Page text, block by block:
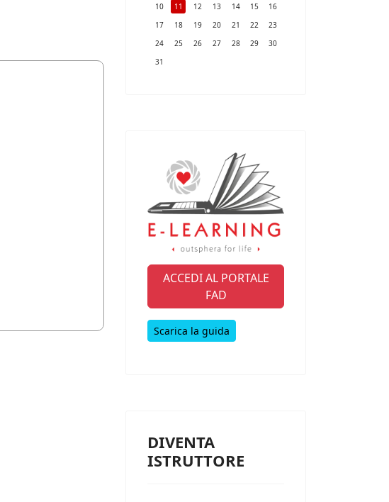
10
11 12 13 14 15
16
17
18 19 20 21 22
23
24
25 26 27 28 29
30
31
ACCEDI AL PORTALE
FAD
Scarica la guida
DIVENTA
ISTRUTTORE